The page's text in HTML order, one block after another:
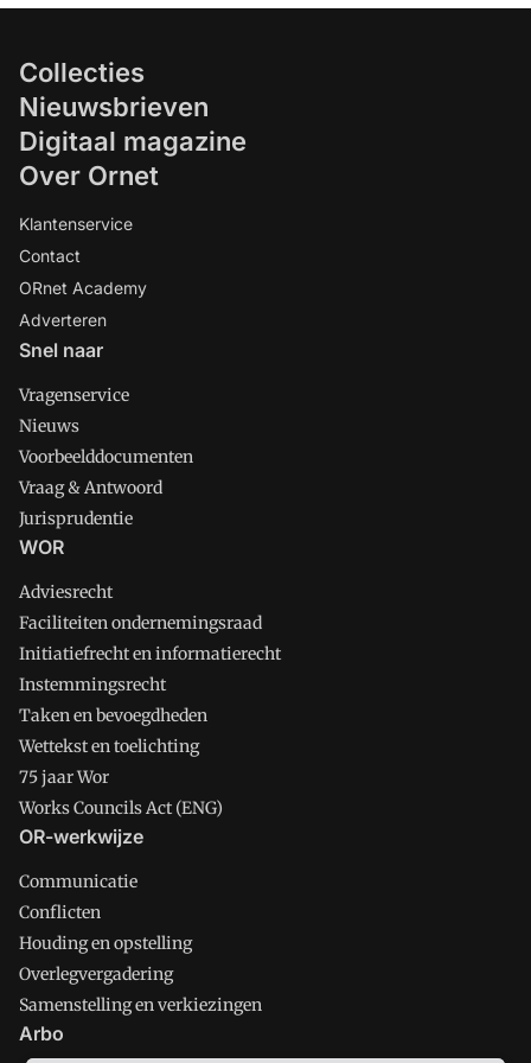
Collecties
Nieuwsbrieven
Digitaal magazine
Over Ornet
Klantenservice
Contact
ORnet Academy
Adverteren
Snel naar
Vragenservice
Nieuws
Voorbeelddocumenten
Vraag & Antwoord
Jurisprudentie
WOR
Adviesrecht
Faciliteiten ondernemingsraad
Initiatiefrecht en informatierecht
Instemmingsrecht
Taken en bevoegdheden
Wettekst en toelichting
75 jaar Wor
Works Councils Act (ENG)
OR-werkwijze
Communicatie
Conflicten
Houding en opstelling
Overlegvergadering
Samenstelling en verkiezingen
Arbo